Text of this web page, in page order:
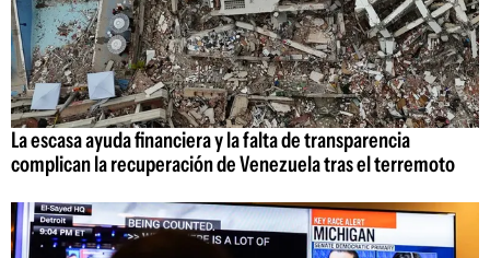
La escasa ayuda financiera y la falta de transparencia
complican la recuperación de Venezuela tras el terremoto